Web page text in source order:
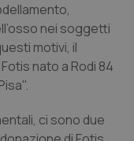
nei soggetti
motivi, il
nato a Rodi 84
ci sono due